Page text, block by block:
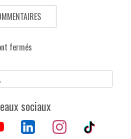
fermés
sociaux